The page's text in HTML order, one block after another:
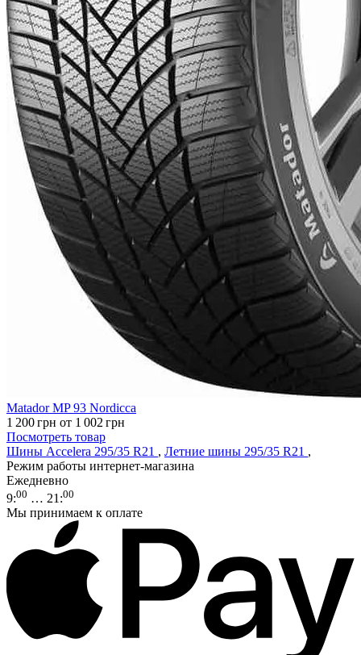
Matador MP 93 Nordicca
1 200грн от 1 002 грн
Посмотреть товар
Шины Accelera 295/35 R21 , Летние шины 295/35 R21 ,
Режим работы интернет-магазина
Ежедневно
9:00 … 21 :00
Мы принимаем к оплате